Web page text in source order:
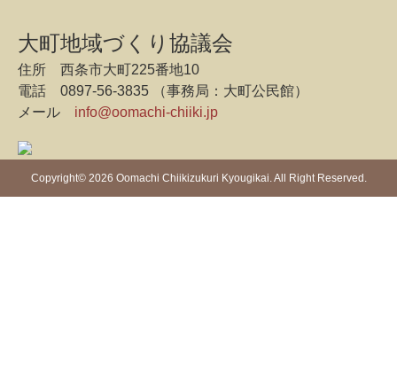
大町地域づくり協議会
住所 西条市大町225番地10
電話 0897-56-3835 （事務局：大町公民館）
メール info@oomachi-chiiki.jp
Copyright© 2026 Oomachi Chiikizukuri Kyougikai. All Right Reserved.